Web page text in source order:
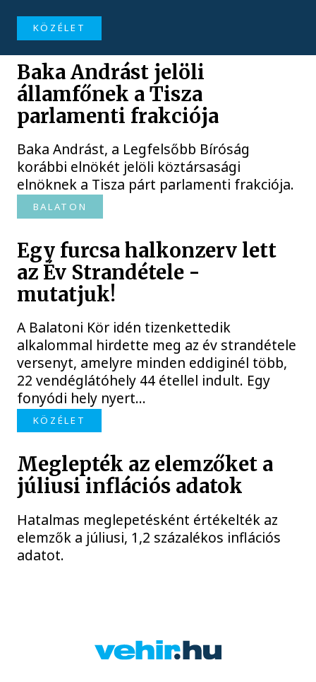
KÖZÉLET
Baka Andrást jelöli
államfőnek a Tisza
parlamenti frakciója
Baka Andrást, a Legfelsőbb Bíróság
korábbi elnökét jelöli köztársasági
elnöknek a Tisza párt parlamenti frakciója.
BALATON
Egy furcsa halkonzerv lett
az Év Strandétele -
mutatjuk!
A Balatoni Kör idén tizenkettedik
alkalommal hirdette meg az év strandétele
versenyt, amelyre minden eddiginél több,
22 vendéglátóhely 44 étellel indult. Egy
fonyódi hely nyert...
KÖZÉLET
Meglepték az elemzőket a
júliusi inflációs adatok
Hatalmas meglepetésként értékelték az
elemzők a júliusi, 1,2 százalékos inflációs
adatot.